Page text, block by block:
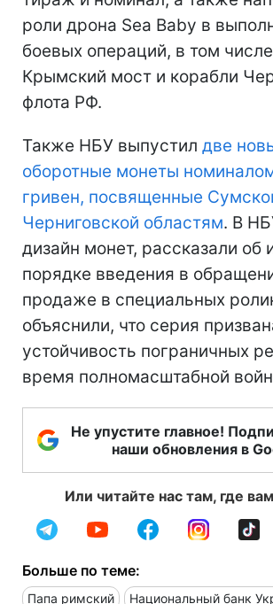
роли дрона Sea Baby в
боевых операций, в том
Крымский мост и корабли
флота РФ.
Также НБУ выпустил две
оборотные монеты
гривен, посвященные
Черниговской областям. В
дизайн монет, рассказали об
порядке введения в
продаже в специальных
объяснили, что серия
устойчивость пограничных
время полномасштабной
Не упустите главное!
наши обновления в
Или читайте нас там, где
Больше по теме:
Папа римский Национальный банк